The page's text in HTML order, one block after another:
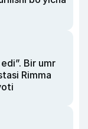
Bir umr
Rimma